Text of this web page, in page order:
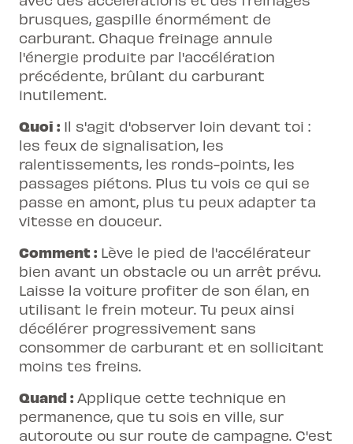
brusques, gaspille énormément de
carburant. Chaque freinage annule
l'énergie produite par l'accélération
précédente, brûlant du carburant
inutilement.
Quoi : Il s'agit d'observer loin devant toi :
les feux de signalisation, les
ralentissements, les ronds-points, les
passages piétons. Plus tu vois ce qui se
passe en amont, plus tu peux adapter ta
vitesse en douceur.
Comment : Lève le pied de l'accélérateur
bien avant un obstacle ou un arrêt prévu.
Laisse la voiture profiter de son élan, en
utilisant le frein moteur. Tu peux ainsi
décélérer progressivement sans
consommer de carburant et en sollicitant
moins tes freins.
Quand : Applique cette technique en
permanence, que tu sois en ville, sur
autoroute ou sur route de campagne. C'est